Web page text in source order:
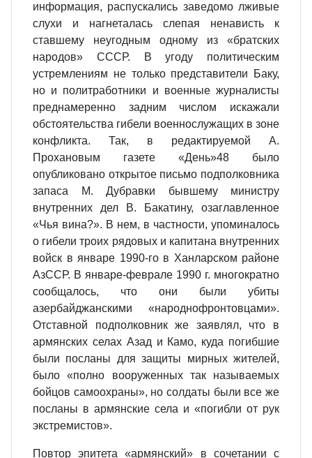
информация, распускались заведомо лживые
слухи и нагнеталась слепая ненависть к
ставшему неугодным одному из «братских
народов» СССР. В угоду политическим
устремлениям не только представители Баку,
но и политработники и военные журналисты
преднамеренно задним числом искажали
обстоятельства гибели военнослужащих в зоне
конфликта. Так, в редактируемой А.
Прохановым газете «День»48 было
опубликовано открытое письмо подполковника
запаса М. Дубравки бывшему министру
внутренних дел В. Бакатину, озаглавленное
«Чья вина?». В нем, в частности, упоминалось
о гибели троих рядовых и капитана внутренних
войск в январе 1990-го в Ханларском районе
АзССР. В январе-феврале 1990 г. многократно
сообщалось, что они были убиты
азербайджанскими «народнофронтовцами».
Отставной подполковник же заявлял, что в
армянских селах Азад и Камо, куда погибшие
были посланы для защиты мирных жителей,
было «полно вооруженных так называемых
бойцов самоохраны», но солдаты были все же
посланы в армянские села и «погибли от рук
экстремистов».
Повтор эпитета «армянский» в сочетании с